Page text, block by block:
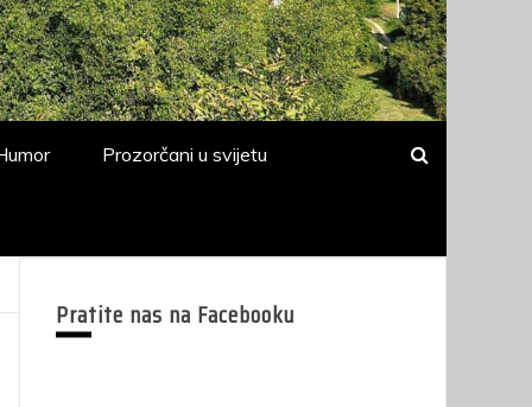
Prozorčani u svijetu
Pratite nas na Facebooku